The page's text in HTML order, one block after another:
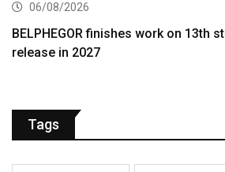
06/08/2026
BELPHEGOR finishes work on 13th
release in 2027
Tags